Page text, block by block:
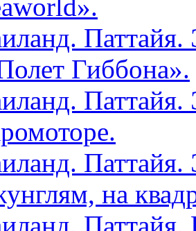
Гиббона».
Паттайя.
Паттайя.
на